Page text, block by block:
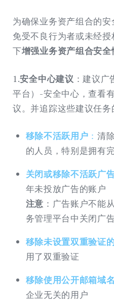
为确保业务资产组合的
免受不良行为者或未经
下增强业务资产组合安全
1.安全中心建议 ：建议
平台）-安全中心，查看
议。并追踪这些建议任务
移除不活跃用户 ：清
的人员，特别是拥有
关闭或移除不活跃广
年未投放广告的账户
注意 ：广告账户不能
务管理平台中关闭广
移除未设置双重验证
用了双重验证
移除使用公开邮箱域
企业无关的用户